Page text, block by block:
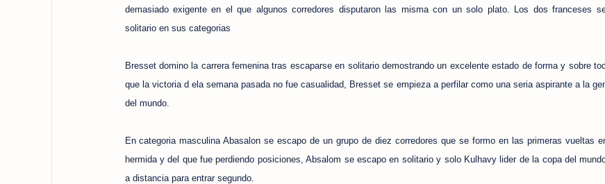
demasiado exigente en el que algunos corredores disputaron las misma con un solo plato. Los dos franceses
solitario en sus categorias
Bresset domino la carrera femenina tras escaparse en solitario demostrando un excelente estado de forma y sobre
que la victoria d ela semana pasada no fue casualidad, Bresset se empieza a perfilar como una seria aspirante a la
del mundo.
En categoria masculina Abasalon se escapo de un grupo de diez corredores que se formo en las primeras vueltas
hermida y del que fue perdiendo posiciones, Absalom se escapo en solitario y solo Kulhavy lider de la copa del
a distancia para entrar segundo.